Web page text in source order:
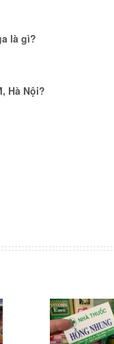
là gì?
Hà Nội?